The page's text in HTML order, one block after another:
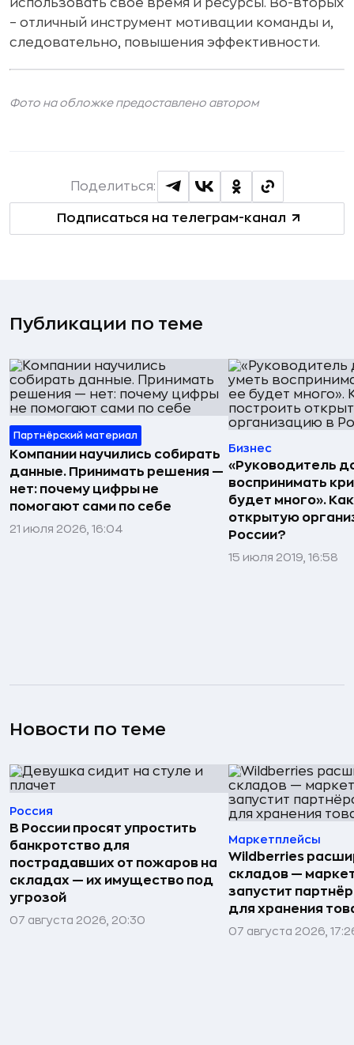
использовать свое время и ресурсы. Во-вторых
– отличный инструмент мотивации команды и,
следовательно, повышения эффективности.
Фото на обложке предоставлено автором
Подписаться на телеграм-канал
Поделиться:
Публикации по теме
Партнёрский материал
Компании научились собирать
данные. Принимать решения —
нет: почему цифры не
помогают сами по себе
21 июля 2026, 16:04
Бизнес
«Руководитель
воспринимать
будет много».
открытую
России?
15 июля 2019, 16:58
Новости по теме
Россия
В России просят упростить
банкротство для
пострадавших от пожаров на
складах — их имущество под
угрозой
07 августа 2026, 20:30
Маркетплейсы
Wildberries
складов —
запустит
для хранения
07 августа 2026,